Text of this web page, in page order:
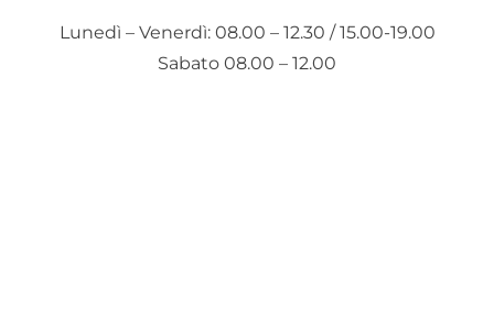
Lunedì – Venerdì: 08.00 – 12.30 / 15.00-19.00
Sabato 08.00 – 12.00